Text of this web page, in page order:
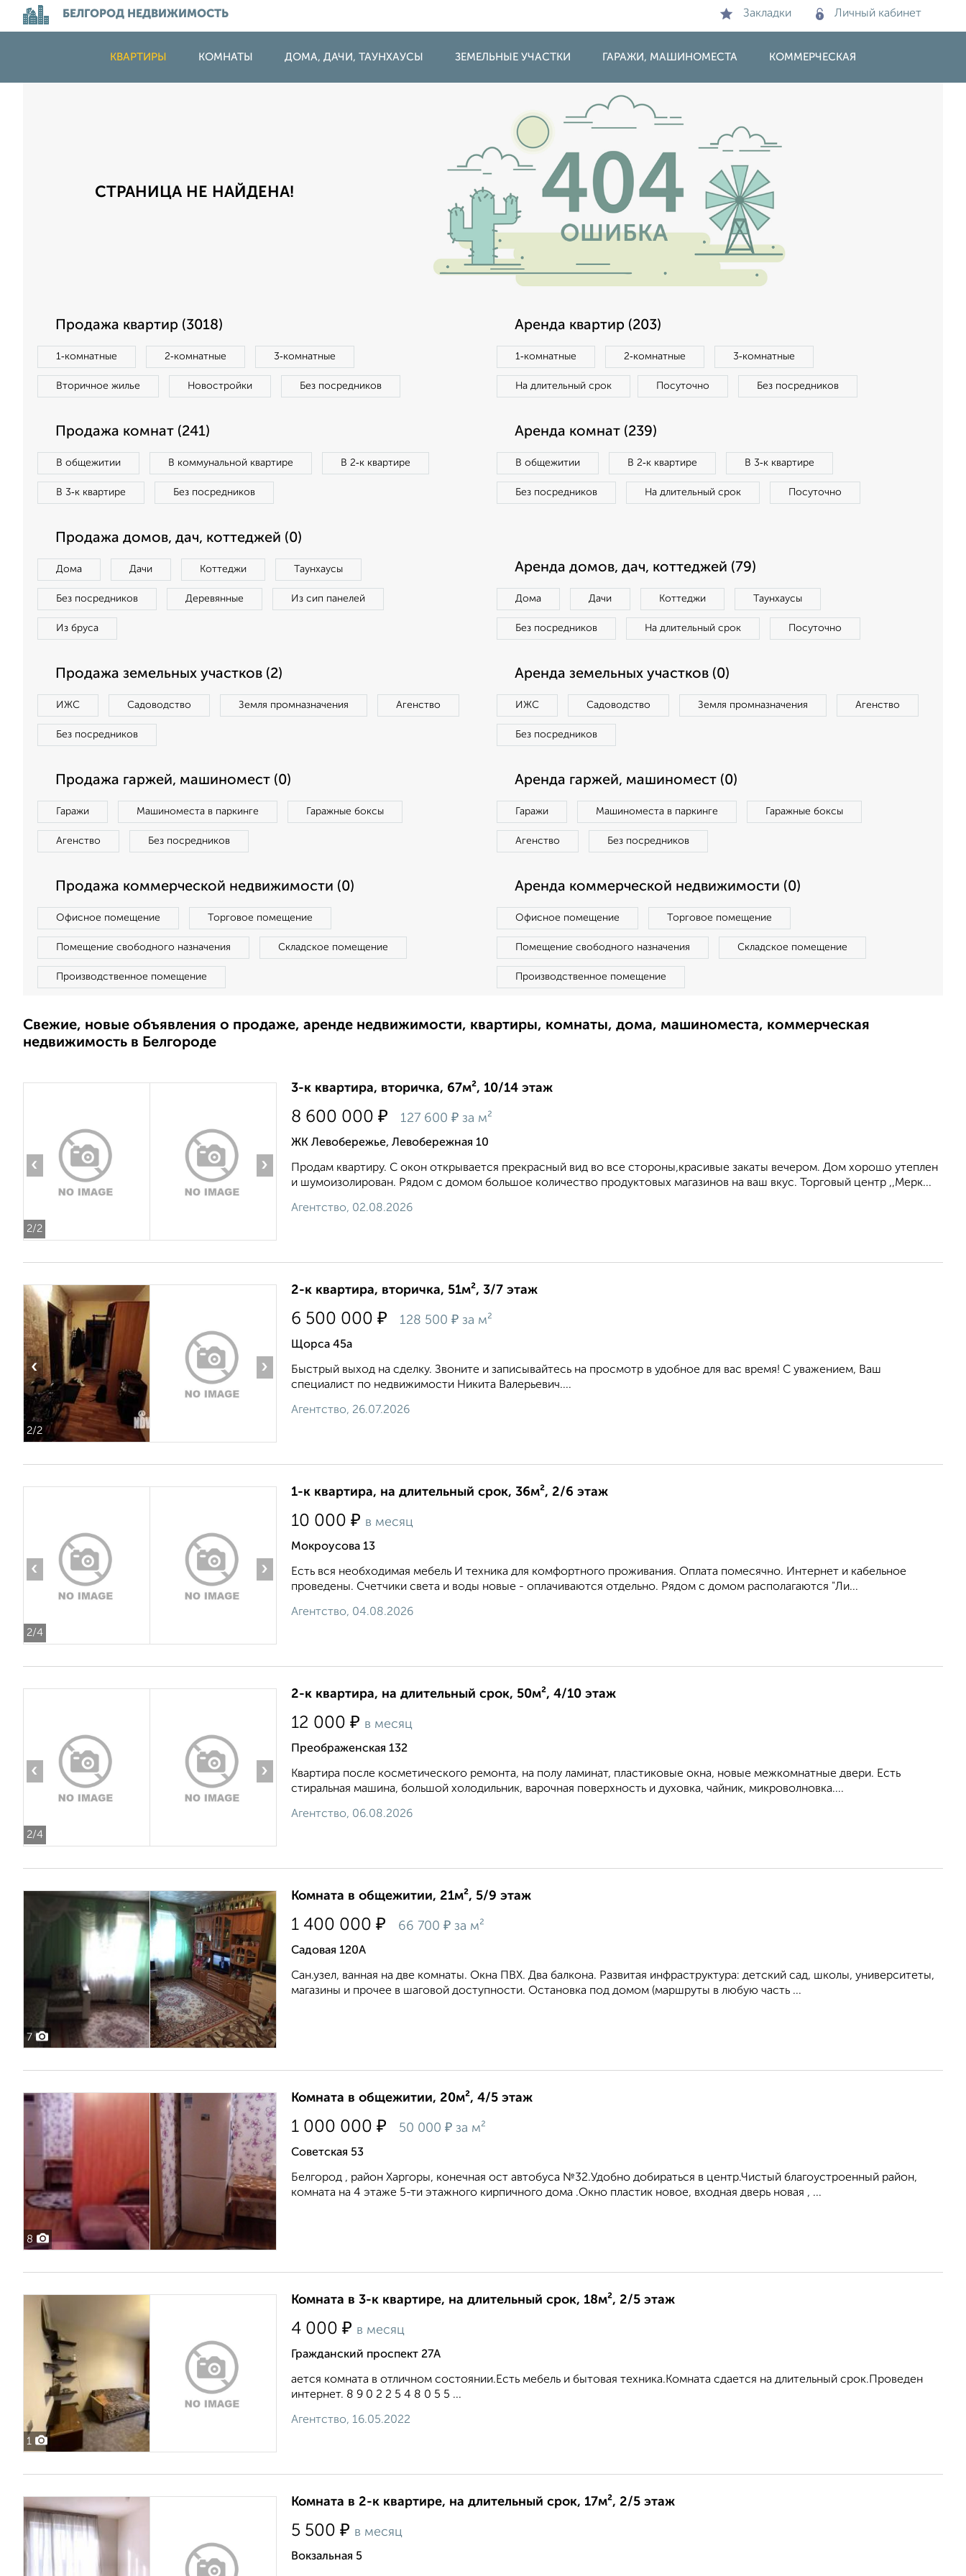
БЕЛГОРОД НЕДВИЖИМОСТЬ Закладки Личный кабинет
КВАРТИРЫ КОМНАТЫ ДОМА, ДАЧИ, ТАУНХАУСЫ ЗЕМЕЛЬНЫЕ УЧАСТКИ ГАРАЖИ, МАШИНОМЕСТА КОММЕРЧЕСКАЯ
СТРАНИЦА НЕ НАЙДЕНА!
Продажа квартир (3018)
1‑комнатные 2‑комнатные 3‑комнатные
Вторичное жилье Новостройки Без посредников
Аренда квартир (203)
1‑комнатные 2‑комнатные 3‑комнатные
На длительный срок Посуточно Без посредников
Продажа комнат (241)
В общежитии В коммунальной квартире В 2‑к квартире
В 3‑к квартире Без посредников
Аренда комнат (239)
В общежитии В 2‑к квартире В 3‑к квартире
Без посредников На длительный срок Посуточно
Продажа домов, дач, коттеджей (0)
Дома Дачи Коттеджи Таунхаусы
Без посредников Деревянные Из сип панелей
Из бруса
Аренда домов, дач, коттеджей (79)
Дома Дачи Коттеджи Таунхаусы
Без посредников На длительный срок Посуточно
Продажа земельных участков (2)
ИЖС Садоводство Земля промназначения Агенство
Без посредников
Аренда земельных участков (0)
ИЖС Садоводство Земля промназначения Агенство
Без посредников
Продажа гаржей, машиномест (0)
Гаражи Машиноместа в паркинге Гаражные боксы
Агенство Без посредников
Аренда гаржей, машиномест (0)
Гаражи Машиноместа в паркинге Гаражные боксы
Агенство Без посредников
Продажа коммерческой недвижимости (0)
Офисное помещение Торговое помещение
Помещение свободного назначения Складское помещение
Производственное помещение
Аренда коммерческой недвижимости (0)
Офисное помещение Торговое помещение
Помещение свободного назначения Складское помещение
Производственное помещение
Свежие, новые объявления о продаже, аренде недвижимости, квартиры, комнаты, дома, машиноместа, коммерческая
недвижимость в Белгороде
2/2
‹ ›
3-к квартира, вторичка, 67м², 10/14 этаж
8 600 000 ₽ 127 600 ₽ за м²
ЖК Левобережье, Левобережная 10
Продам квартиру. С окон открывается прекрасный вид во все стороны,красивые закаты вечером. Дом хорошо утеплен
и шумоизолирован. Рядом с домом большое количество продуктовых магазинов на ваш вкус. Торговый центр ,,Мерк...
Агентство, 02.08.2026
2/2
‹ ›
2-к квартира, вторичка, 51м², 3/7 этаж
6 500 000 ₽ 128 500 ₽ за м²
Щорса 45а
Быстрый выход на сделку. Звоните и записывайтесь на просмотр в удобное для вас время! С уважением, Ваш
специалист по недвижимости Никита Валерьевич....
Агентство, 26.07.2026
2/4
‹ ›
1-к квартира, на длительный срок, 36м², 2/6 этаж
10 000 ₽ в месяц
Мокроусова 13
Есть вся необходимая мебель И техника для комфортного проживания. Оплата помесячно. Интернет и кабельное
проведены. Счетчики света и воды новые - оплачиваются отдельно. Рядом с домом располагаются "Ли...
Агентство, 04.08.2026
2/4
‹ ›
2-к квартира, на длительный срок, 50м², 4/10 этаж
12 000 ₽ в месяц
Преображенская 132
Квартира после косметического ремонта, на полу ламинат, пластиковые окна, новые межкомнатные двери. Есть
стиральная машина, большой холодильник, варочная поверхность и духовка, чайник, микроволновка....
Агентство, 06.08.2026
7
Комната в общежитии, 21м², 5/9 этаж
1 400 000 ₽ 66 700 ₽ за м²
Садовая 120А
Сан.узел, ванная на две комнаты. Окна ПВХ. Два балкона. Развитая инфраструктура: детский сад, школы, университеты,
магазины и прочее в шаговой доступности. Остановка под домом (маршруты в любую часть ...
8
Комната в общежитии, 20м², 4/5 этаж
1 000 000 ₽ 50 000 ₽ за м²
Советская 53
Белгород , район Харгоры, конечная ост автобуса №32.Удобно добираться в центр.Чистый благоустроенный район,
комната на 4 этаже 5-ти этажного кирпичного дома .Окно пластик новое, входная дверь новая , ...
1
Комната в 3-к квартире, на длительный срок, 18м², 2/5 этаж
4 000 ₽ в месяц
Гражданский проспект 27А
ается комната в отличном состоянии.Есть мебель и бытовая техника.Комната сдается на длительный срок.Проведен
интернет. 8 9 0 2 2 5 4 8 0 5 5 ...
Агентство, 16.05.2022
Комната в 2-к квартире, на длительный срок, 17м², 2/5 этаж
5 500 ₽ в месяц
Вокзальная 5